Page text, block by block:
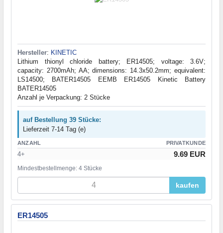
Hersteller: KINETIC
Lithium thionyl chloride battery; ER14505; voltage: 3.6V;
capacity: 2700mAh; AA; dimensions: 14.3x50.2mm; equivalent:
LS14500; BATER14505 EEMB ER14505 Kinetic Battery
BATER14505
Anzahl je Verpackung: 2 Stücke
auf Bestellung 39 Stücke:
Lieferzeit 7-14 Tag (e)
ANZAHL PRIVATKUNDE
4+ 9.69 EUR
Mindestbestellmenge: 4 Stücke
kaufen
ER14505